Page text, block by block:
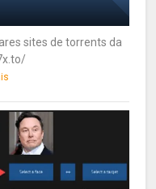
sites de torrents da